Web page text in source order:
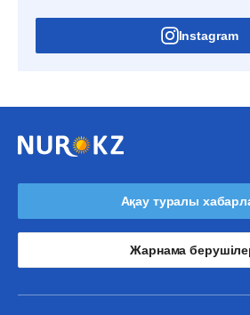
Instagram
Ақау туралы
Жарнама